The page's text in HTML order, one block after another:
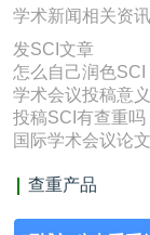
学术新闻相关资讯
发SCI文章
怎么自己润色SCI
学术会议投稿意义
投稿SCI有查重吗
国际学术会议论
查重产品